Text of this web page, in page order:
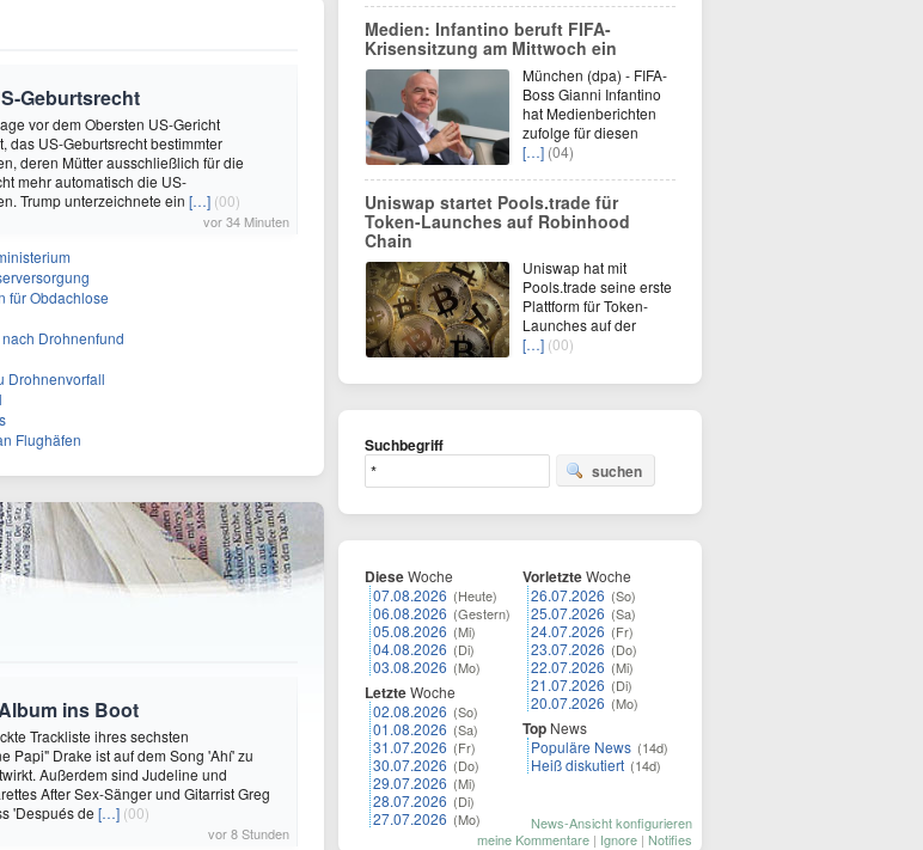
Geburtsrecht
vor dem Obersten US-Gericht
das US-Geburtsrecht bestimmter
deren Mütter ausschließlich für die
mehr automatisch die US-
Trump unterzeichnete ein […] (00)
vor 34 Minuten
für Obdachlose
Drohnenfund
Drohnenvorfall
Flughäfen
ins Boot
Trackliste ihres sechsten
Papi" Drake ist auf dem Song 'Ahí' zu
Außerdem sind Judeline und
After Sex-Sänger und Gitarrist Greg
'Después de […] (00)
vor 8 Stunden
Medien: Infantino beruft FIFA-
Krisensitzung am Mittwoch ein
München (dpa) - FIFA-
Boss Gianni Infantino
hat Medienberichten
zufolge für diesen
[…] (04)
Uniswap startet Pools.trade für
Token-Launches auf Robinhood
Chain
Uniswap hat mit
Pools.trade seine erste
Plattform für Token-
Launches auf der
[…] (00)
Suchbegriff
suchen
DieseWoche
07.08.2026 (Heute)
06.08.2026 (Gestern)
05.08.2026 (Mi)
04.08.2026 (Di)
03.08.2026 (Mo)
LetzteWoche
02.08.2026 (So)
01.08.2026 (Sa)
31.07.2026 (Fr)
30.07.2026 (Do)
29.07.2026 (Mi)
28.07.2026 (Di)
27.07.2026 (Mo)
VorletzteWoche
26.07.2026 (So)
25.07.2026 (Sa)
24.07.2026 (Fr)
23.07.2026 (Do)
22.07.2026 (Mi)
21.07.2026 (Di)
20.07.2026 (Mo)
Top News
Populäre News (14d)
Heiß diskutiert (14d)
News-Ansicht konfigurieren
meine Kommentare | Ignore | Notifies